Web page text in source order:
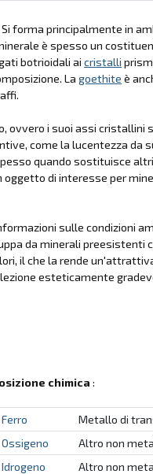
forma principalmente in
è spesso un
botrioidali ai cristalli
La goethite è
i suoi assi cristallini
come la lucentezza da
quando sostituisce
di interesse per
sulle condizioni
da minerali preesistenti
il che la rende
esteticamente
chimica :
Ferro Metallo di
Ossigeno Altro non
Idrogeno Altro non